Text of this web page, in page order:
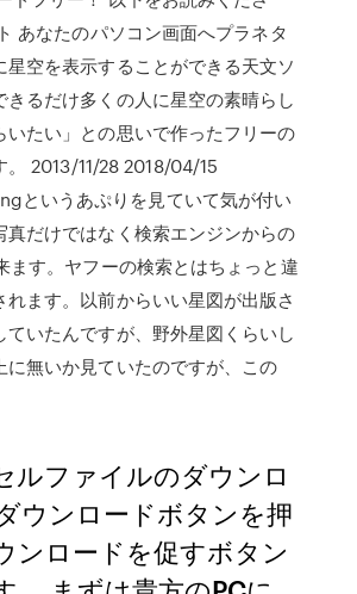
あなたのパソコン画面へプラネタ
星空を表示することができる天文ソ
きるだけ多くの人に星空の素晴らし
いたい」との思いで作ったフリーの
。 2013/11/28 2018/04/15
というあぷりを見ていて気が付い
真だけではなく検索エンジンからの
ます。ヤフーの検索とはちょっと違
れます。以前からいい星図が出版さ
ていたんですが、野外星図くらいし
に無いか見ていたのですが、この
ルファイルのダウンロ
ウンロードボタンを押
ンロードを促すボタン